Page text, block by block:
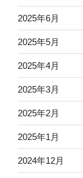
2025年6月
2025年5月
2025年4月
2025年3月
2025年2月
2025年1月
2024年12月